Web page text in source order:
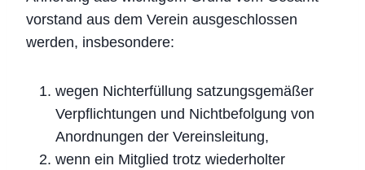
vorstand aus dem Verein ausgeschlossen
werden, insbesondere:
wegen Nichterfüllung satzungsgemäßer
Verpflichtungen und Nichtbefolgung von
Anordnungen der Vereinsleitung,
wenn ein Mitglied trotz wiederholter